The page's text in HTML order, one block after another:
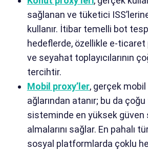
sağlanan ve tüketici ISS’lerine
kullanır. İtibar temelli bot
hedeflerde, özellikle e-ticaret
ve seyahat toplayıcılarının
tercihtir.
Mobil proxy’ler, gerçek
ağlarından atanır; bu da
sisteminde en yüksek güven
almalarını sağlar. En pahalı
sosyal platformlarda çoklu